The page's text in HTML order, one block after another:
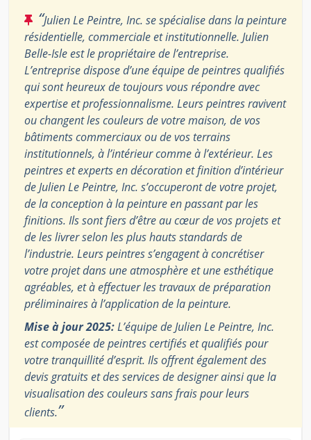
“Julien Le Peintre, Inc. se spécialise dans la peinture
résidentielle, commerciale et institutionnelle. Julien
Belle-Isle est le propriétaire de l’entreprise.
L’entreprise dispose d’une équipe de peintres qualifiés
qui sont heureux de toujours vous répondre avec
expertise et professionnalisme. Leurs peintres ravivent
ou changent les couleurs de votre maison, de vos
bâtiments commerciaux ou de vos terrains
institutionnels, à l’intérieur comme à l’extérieur. Les
peintres et experts en décoration et finition d’intérieur
de Julien Le Peintre, Inc. s’occuperont de votre projet,
de la conception à la peinture en passant par les
finitions. Ils sont fiers d’être au cœur de vos projets et
de les livrer selon les plus hauts standards de
l’industrie. Leurs peintres s’engagent à concrétiser
votre projet dans une atmosphère et une esthétique
agréables, et à effectuer les travaux de préparation
préliminaires à l’application de la peinture.
Mise à jour 2025:L’équipe de Julien Le Peintre, Inc.
est composée de peintres certifiés et qualifiés pour
votre tranquillité d’esprit. Ils offrent également des
devis gratuits et des services de designer ainsi que la
visualisation des couleurs sans frais pour leurs
clients.”